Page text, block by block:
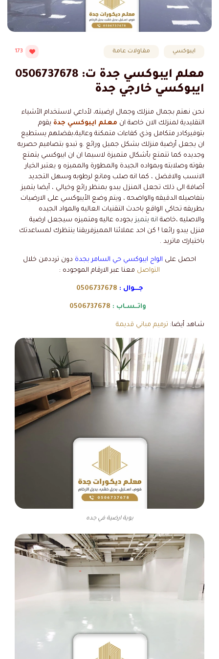
ايبوكسي مقاولات عامة 173
معلم ايبوكسي جدة ت: 0506737678
ايبوكسي خارجي جدة
نحن نهتم بجمال منزلك وجمال ارضيته، لأداعي لاستخدام الأشياء
التقليدية لمنزلك الان خاصة ان معلم ايبوكسي جدة يقوم
بتوفيركادر متكامل وذي كفاءات متمكنة وعالية،بفضلهم يستطيع
ان يجعل أرضية منزلك بشكل جميل ورائع .و تبدو بتصاميم حصريه
وجديده كما تتمتع بأشكال متميزة لاسيما ان ان ايبوكسي يتمتع
بقوته وصلابته وبمواده الجيدة والمطورة والمميزه و يعتبر الخيار
الانسب والافضل ، كما انه صلب ومانع لرطوبه وسهل التجديد
أضافة الى ذلك تجعل المنزل يبدو بمنظر رائع وخيالي ، أيضا يتميز
بتفاصيله الدقيقه والواضحه ، ويتم وضع الأيبوكسي على الارضيات
بطريقه تحاكي الواقع باحدث التقنيات العاليه والمواد الجيده
والاصليه ،خاصة انه يتميز بجوده عاليه ومتميزه سيجعل ارضية
منزل يبدو رائعا ! كن احد عملائنا المميزفريقنا ينتظرك لمساعدتك
باختيارك ماتريد .
احصل على الواح ايبوكسي حي السامر بجدة دون ترددمن خلال
التواصل معنا عبر الارقام الموجوده :
جـــوال : 0506737678
واتــسـاب : 0506737678
شـاهد أيضا: ترميم مباني قديمة
بوية ارضية في جده